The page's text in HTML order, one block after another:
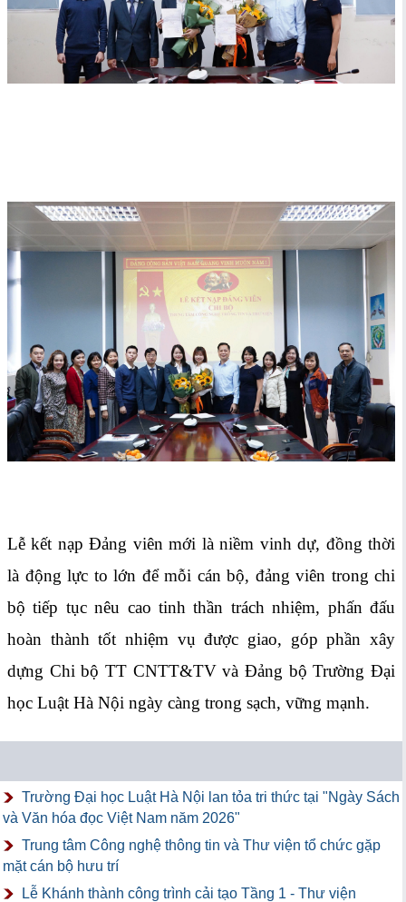
Lễ kết nạp Đảng viên mới là niềm vinh dự, đồng thời
là động lực to lớn để mỗi cán bộ, đảng viên trong chi
bộ tiếp tục nêu cao tinh thần trách nhiệm, phấn đấu
hoàn thành tốt nhiệm vụ được giao, góp phần xây
dựng Chi bộ TT CNTT&TV và Đảng bộ Trường Đại
học Luật Hà Nội ngày càng trong sạch, vững mạnh.
Trường Đại học Luật Hà Nội lan tỏa tri thức tại "Ngày Sách
và Văn hóa đọc Việt Nam năm 2026"
Trung tâm Công nghệ thông tin và Thư viện tổ chức gặp
mặt cán bộ hưu trí
Lễ Khánh thành công trình cải tạo Tầng 1 - Thư viện